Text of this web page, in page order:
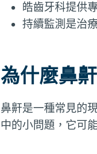
皓齒牙科提供
持續監測是治
為什麼鼻
鼻鼾是一種常見的
中的小問題，它可